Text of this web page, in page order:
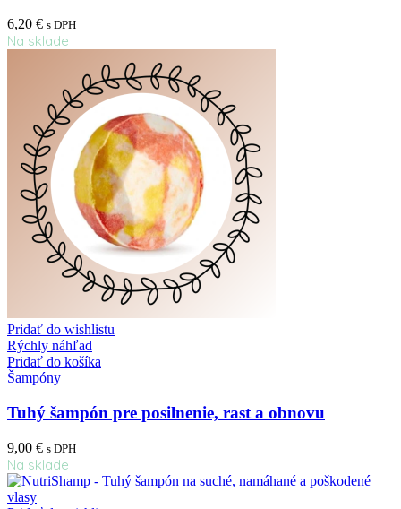
6,20 € s DPH
Na sklade
Pridať do wishlistu
Rýchly náhľad
Pridať do košíka
Šampóny
Tuhý šampón pre posilnenie, rast a obnovu
9,00 € s DPH
Na sklade